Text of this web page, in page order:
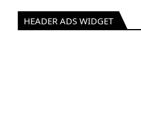
HEADER ADS WIDGET